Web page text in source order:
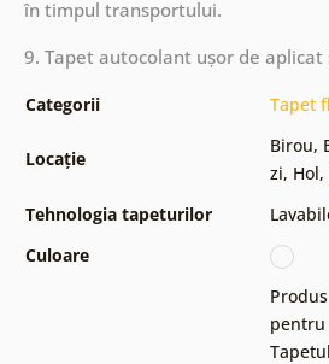
în timpul transportului.
9. Tapet autocolant ușor de
Categorii Tapet
Locație
Birou,
zi, Hol,
Tehnologia tapeturilor
Culoare
pentru